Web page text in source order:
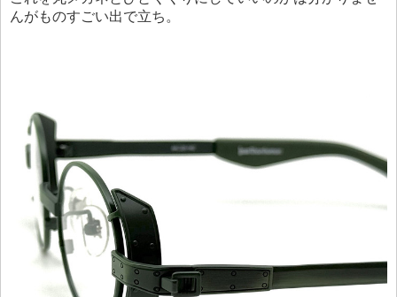
んがものすごい出で立ち。